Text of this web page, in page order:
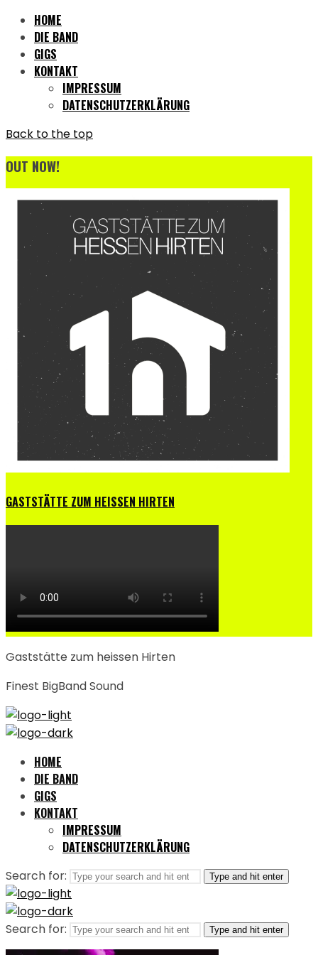
HOME
DIE BAND
GIGS
KONTAKT
IMPRESSUM
DATENSCHUTZERKLÄRUNG
Back to the top
OUT NOW!
GASTSTÄTTE ZUM HEISSEN HIRTEN
Gaststätte zum heissen Hirten
Finest BigBand Sound
HOME
DIE BAND
GIGS
KONTAKT
IMPRESSUM
DATENSCHUTZERKLÄRUNG
Search for: Type and hit enter
Search for: Type and hit enter